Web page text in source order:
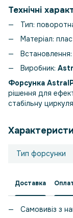
Технічні
Тип:
Матеріал:
Виробник:
Форсунка
рішення для
стабільну
Тип форсунки
Доставка
Самовивіз з